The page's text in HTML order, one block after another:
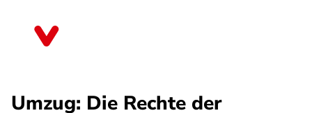
Umzug: Die Rechte der